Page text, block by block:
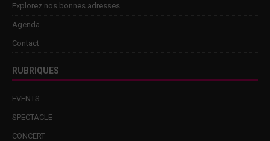
Explorez nos bonnes adresses
Agenda
Contact
RUBRIQUES
EVENTS
SPECTACLE
CONCERT